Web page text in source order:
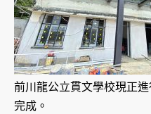
前川龍公立貫文學校現正
完成。